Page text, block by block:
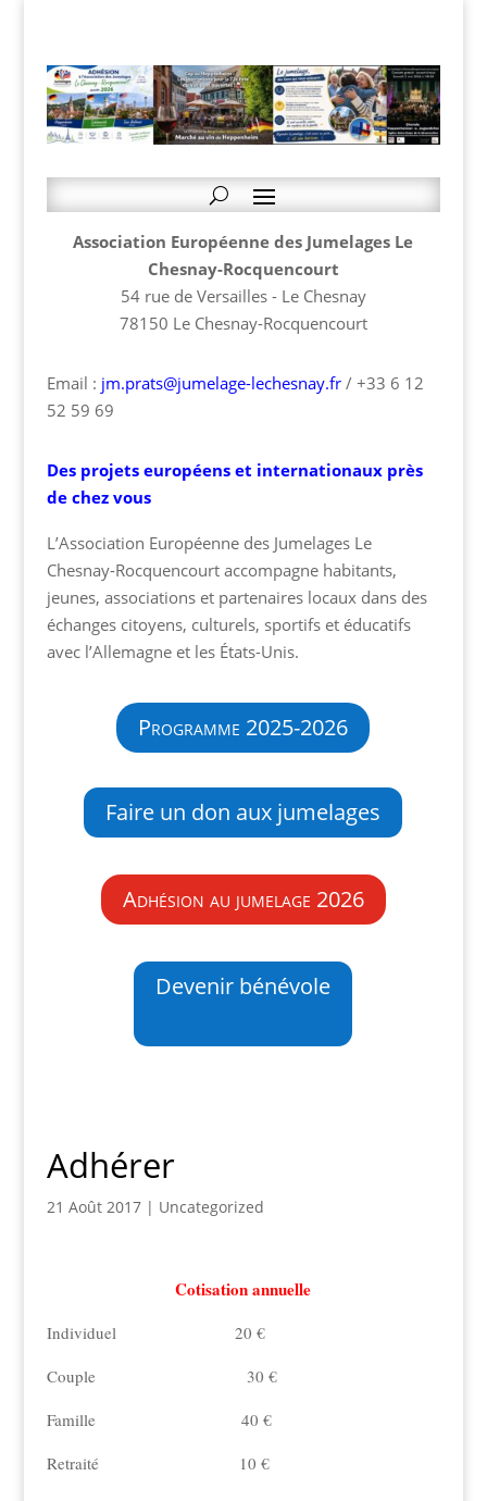
Association Européenne des Jumelages Le
Chesnay-Rocquencourt
54 rue de Versailles - Le Chesnay
78150 Le Chesnay-Rocquencourt
Email : jm.prats@jumelage-lechesnay.fr/ +33 6 12
52 59 69
Des projets européens et internationaux près
de chez vous
L’Association Européenne des Jumelages Le
Chesnay-Rocquencourt accompagne habitants,
jeunes, associations et partenaires locaux dans des
échanges citoyens, culturels, sportifs et éducatifs
avec l’Allemagne et les États-Unis.
Programme 2025-2026
Faire un don aux jumelages
Adhésion au jumelage 2026
Devenir bénévole
Adhérer
21 Août 2017| Uncategorized
Cotisation annuelle
Individuel 20 €
Couple 30 €
Famille 40 €
Retraité 10 €